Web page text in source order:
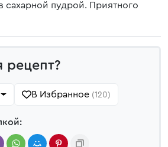
сахарной пудрой. Приятного
рецепт?
В Избранное (120)